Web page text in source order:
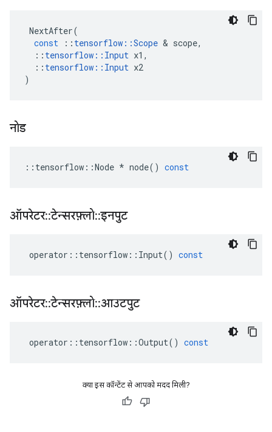
NextAfter(
const
:: tensorflow ::Scope & scope,
:: tensorflow :: Input x1 ,
:: tensorflow :: Input x2
)
नोड
:: tensorflow ::Node * node() const
ऑपरेटर::टेन्सरफ़्लो::इनपुट
operator :: tensorflow :: Input() const
ऑपरेटर::टेन्सरफ़्लो::आउटपुट
operator :: tensorflow ::Output() const
क्या इस कॉन्टेंट से आपको मदद मिली?